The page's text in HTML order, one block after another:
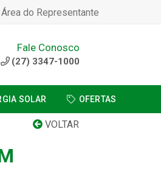
Área do Representante
Fale Conosco
(27) 3347-1000
SOLAR OFERTAS
VOLTAR